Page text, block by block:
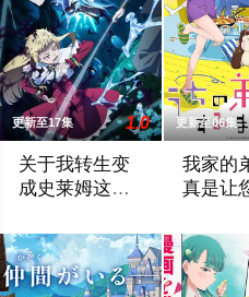
更新至17集 1.0
关于我转生变
成史莱姆这档
更新至06集
我家的
真是让